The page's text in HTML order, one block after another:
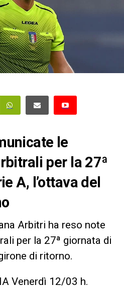
le
per la 27ª
A, l’ottava del
Arbitri ha reso note
per la 27ª giornata di
di ritorno.
Venerdì 12/03 h.